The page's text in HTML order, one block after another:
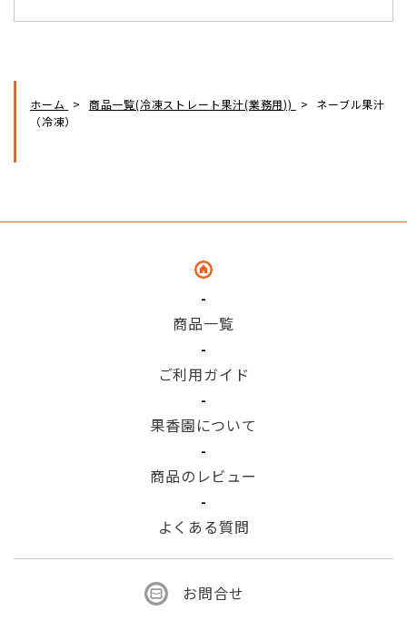
ホーム 商品一覧(冷凍ストレート果汁(業務用))
ネーブル果汁
（冷凍）
商品一覧
ご利用ガイド
果香園について
商品のレビュー
よくある質問
お問合せ